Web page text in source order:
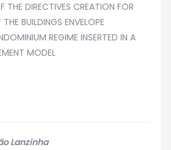
THE DIRECTIVES CREATION FOR
BUILDINGS ENVELOPE
REGIME INSERTED IN A
MODEL
Lanzinha